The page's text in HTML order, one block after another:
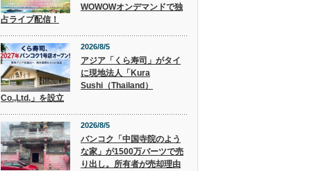
WOWOWオンデマンドで独
占ライブ配信！
2026/8/5
アジア「くら寿司」がタイ
に現地法人「Kura
Sushi（Thailand）
Co.,Ltd.」を設立
2026/8/5
バンコク「中国寺院のよう
な家」が1500万バーツで売
り出し。所有者が売却理由